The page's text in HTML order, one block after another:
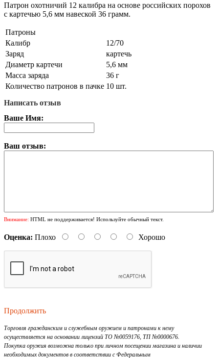
Патрон охотничий 12 калибра на основе российских порохов
с картечью 5,6 мм навеской 36 грамм.
Патроны
Калибр
12/70
Заряд
картечь
Диаметр картечи
5,6 мм
Масса заряда
36 г
Количество патронов в пачке 10 шт.
Написать отзыв
Ваше Имя:
Ваш отзыв:
Внимание: HTML не поддерживается! Используйте обычный текст.
Оценка: Плохо Хорошо
Продолжить
Торговля гражданским и служебным оружием и патронами к нему
осуществляется на основании лицензий ТО №0059176, ТП №0000676.
Покупка оружия возможна только при личном посещении магазина и наличии
необходимых документов в соответствии с Федеральным